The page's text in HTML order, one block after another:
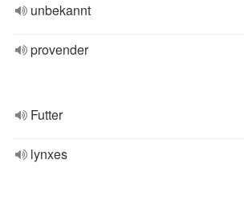
unbekannt
provender
Futter
lynxes